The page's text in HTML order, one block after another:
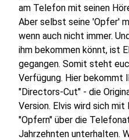
am Telefon mit seinen
Aber selbst seine 'Opfer'
wenn auch nicht immer.
ihm bekommen könnt, ist
gegangen. Somit steht
Verfügung. Hier bekommt
"Directors-Cut" - die
Version. Elvis wird sich
"Opfern" über die
Jahrzehnten unterhalten.